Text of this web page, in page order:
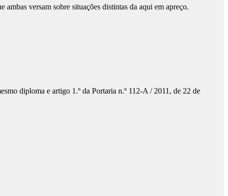
versam sobre situações distintas da aqui em apreço.
diploma e artigo 1.º da Portaria n.º 112-A / 2011, de 22 de